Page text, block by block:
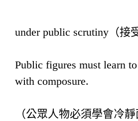
under public scrutiny（接
Public figures must learn
with composure.
（公眾人物必須學會冷靜